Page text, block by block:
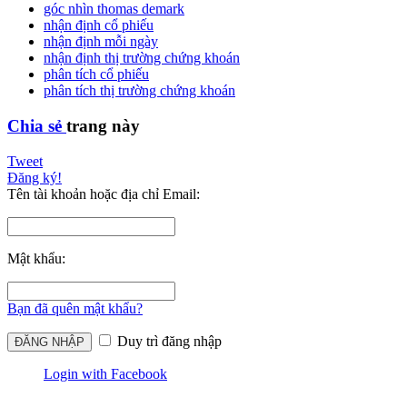
góc nhìn thomas demark
nhận định cổ phiếu
nhận định mỗi ngày
nhận định thị trường chứng khoán
phân tích cổ phiếu
phân tích thị trường chứng khoán
Chia sẻ trang này
Tweet
Đăng ký!
Tên tài khoản hoặc địa chỉ Email:
Mật khẩu:
Bạn đã quên mật khẩu?
Duy trì đăng nhập
Login with Facebook